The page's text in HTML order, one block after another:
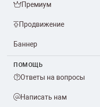
Премиум
Продвижение
Баннер
ПОМОЩЬ
Ответы на вопросы
Написать нам